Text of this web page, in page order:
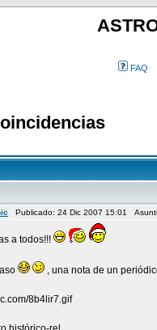
FAQ
Publicado: 24 Dic 2007 15:01
a todos!!!
, una nota de un
8b4lir7.gif